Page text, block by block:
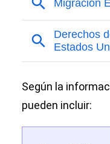
Según la
pueden incluir: